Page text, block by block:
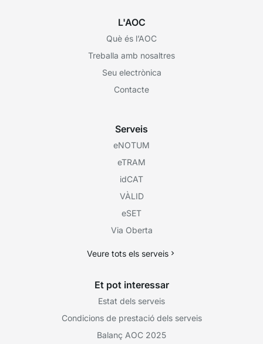
L'AOC
Què és l’AOC
Treballa amb nosaltres
Seu electrònica
Contacte
Serveis
eNOTUM
eTRAM
idCAT
VÀLID
eSET
Via Oberta
Veure tots els serveis
Et pot interessar
Estat dels serveis
Condicions de prestació dels serveis
Balanç AOC 2025